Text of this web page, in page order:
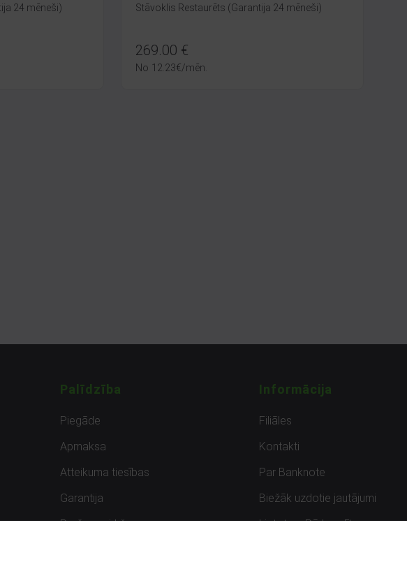
24 mēneši)
Stāvoklis Restaurēts (Garantija 24 mēneši)
269.00 €
No 12.23€/mēn.
Palīdzība
Piegāde
Apmaksa
Atteikuma tiesības
Garantija
Preču uzpirkšana
Informācija
Filiāles
Kontakti
Par Banknote
Biežāk uzdotie jautājumi
Lietots – Pārbaudīts